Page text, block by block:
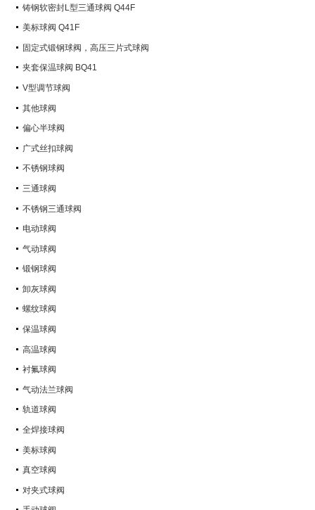
铸钢软密封L型三通球阀 Q44F
美标球阀 Q41F
固定式锻钢球阀，高压三片式球阀
Q347Y,Q347F
夹套保温球阀 BQ41
V型调节球阀
其他球阀
偏心半球阀
广式丝扣球阀
不锈钢球阀
三通球阀
不锈钢三通球阀
电动球阀
气动球阀
锻钢球阀
卸灰球阀
螺纹球阀
保温球阀
高温球阀
衬氟球阀
气动法兰球阀
轨道球阀
全焊接球阀
美标球阀
真空球阀
对夹式球阀